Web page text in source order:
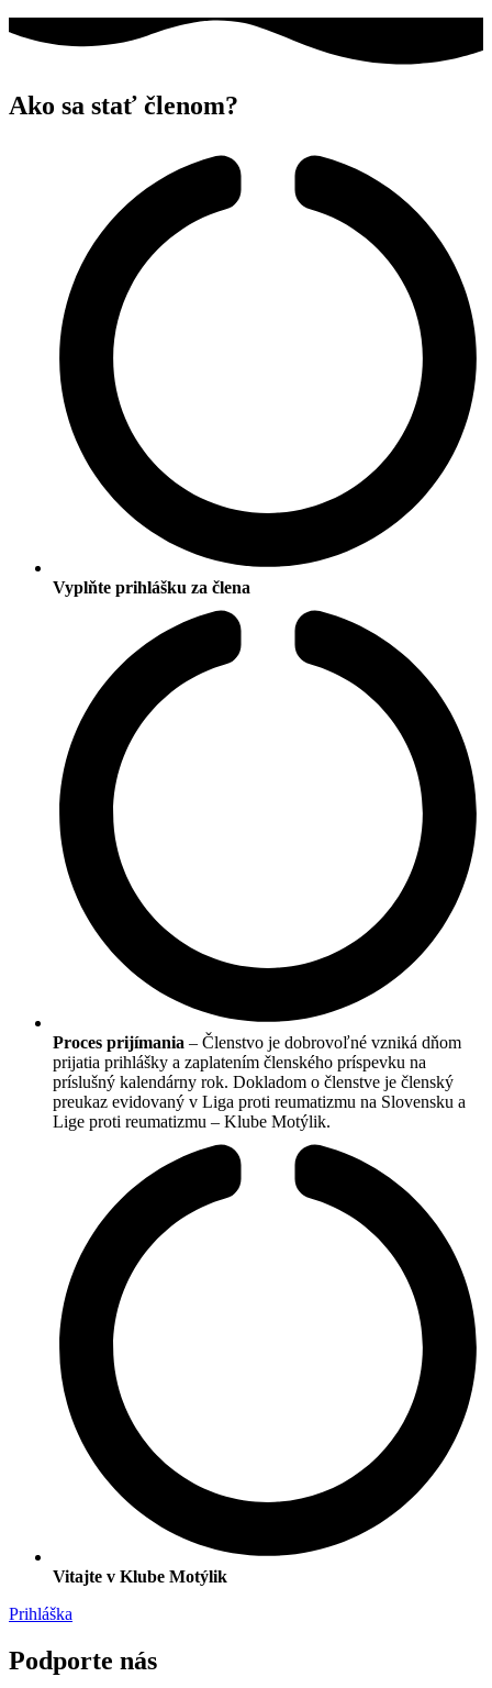
Ako sa stať členom?
Vyplňte prihlášku za člena
Proces prijímania – Členstvo je dobrovoľné vzniká dňom
prijatia prihlášky a zaplatením členského príspevku na
príslušný kalendárny rok. Dokladom o členstve je členský
preukaz evidovaný v Liga proti reumatizmu na Slovensku a
Lige proti reumatizmu – Klube Motýlik.
Vitajte v Klube Motýlik
Prihláška
Podporte nás